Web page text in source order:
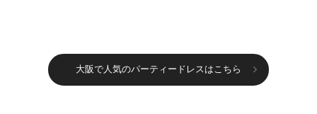
大阪で人気のパーティードレスはこちら